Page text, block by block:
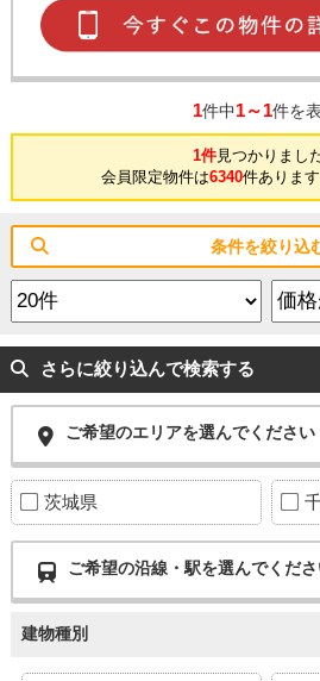
1件中1～1件を
1件見つかりまし
会員限定物件は6340件あります
条件を絞り込
さらに絞り込んで検索する
ご希望のエリアを選んでください
茨城県
ご希望の沿線・駅を選んでくだ
建物種別